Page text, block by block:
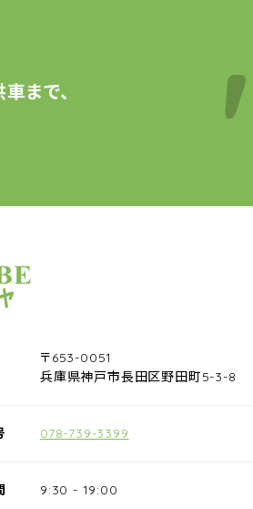
まで、
ョップナカゴヤ
〒653-0051
兵庫県神戸市長田区野田町5-3-8
078-739-3399
9:30 - 19:00